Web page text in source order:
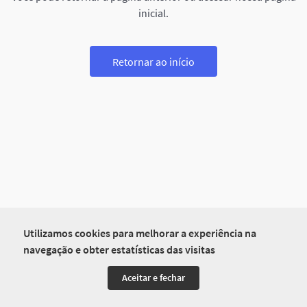
Utilizamos cookies para melhorar a experiência na
navegação e obter estatísticas das visitas
Aceitar e fechar
inicial.
Retornar ao início